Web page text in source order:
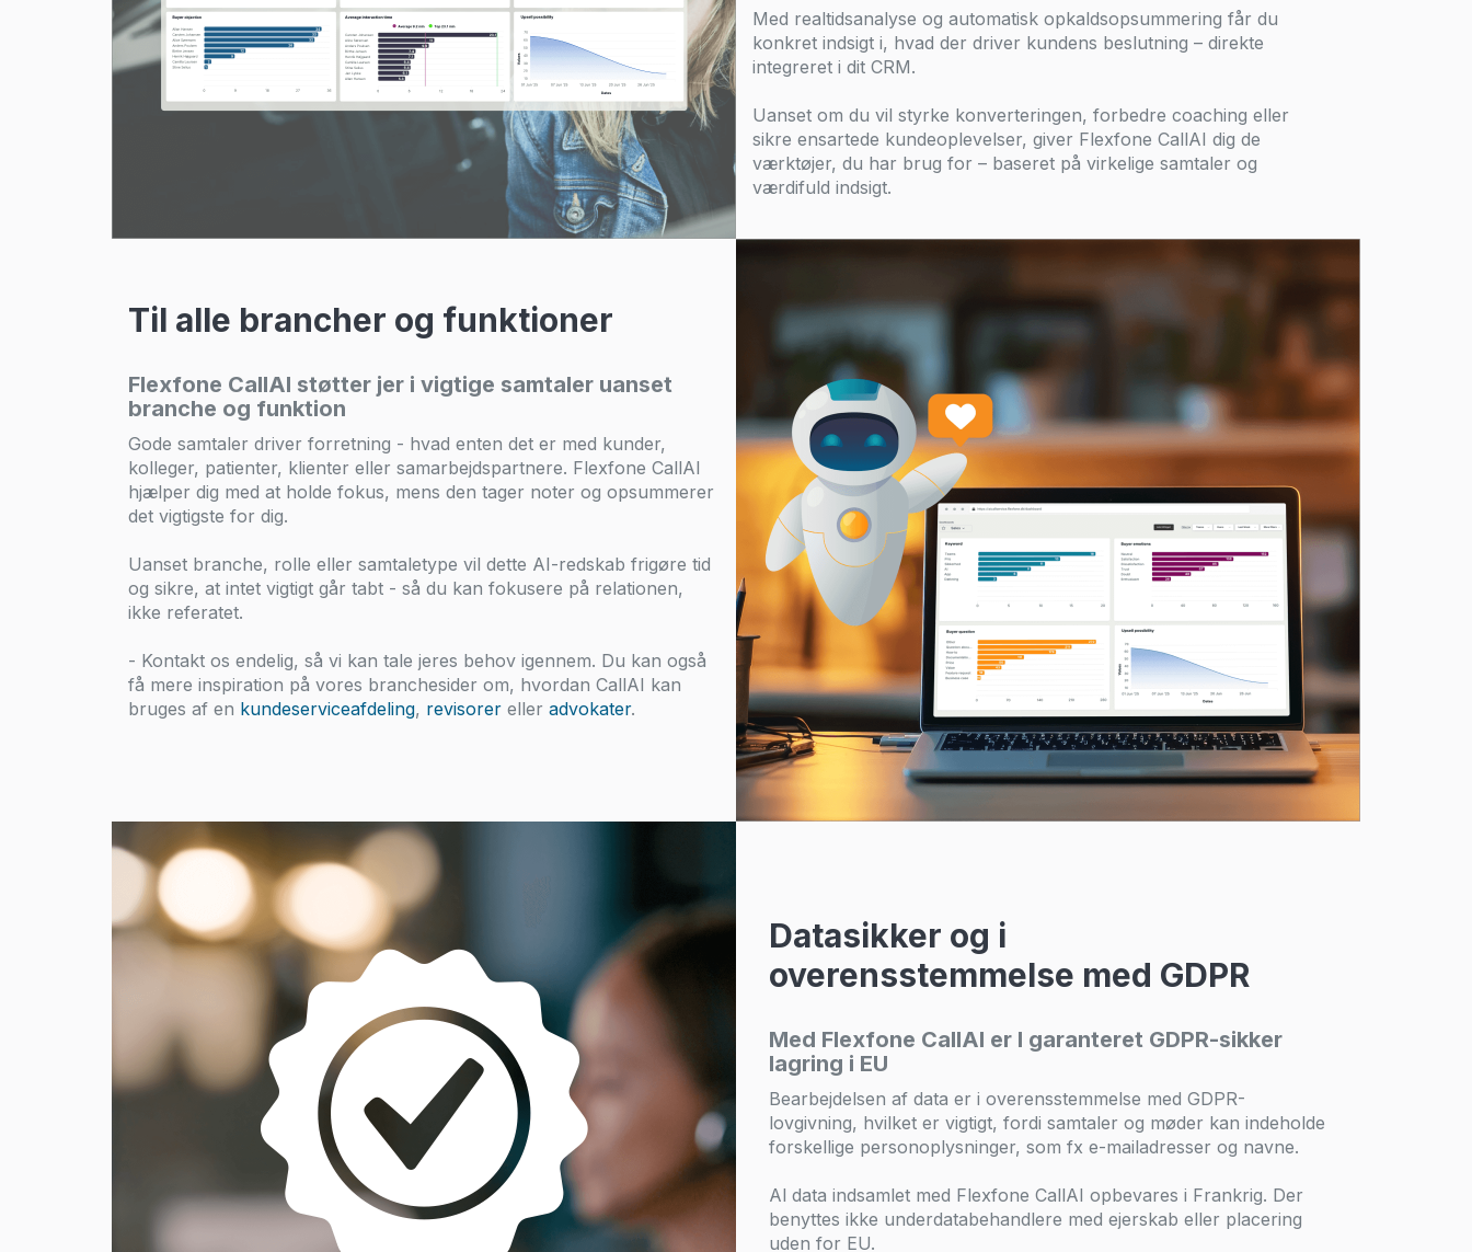
Med realtidsanalyse og automatisk opkaldsopsummering får du
konkret indsigt i, hvad der driver kundens beslutning – direkte
integreret i dit CRM.
Uanset om du vil styrke konverteringen, forbedre coaching eller
sikre ensartede kundeoplevelser, giver Flexfone CallAI dig de
værktøjer, du har brug for – baseret på virkelige samtaler og
værdifuld indsigt.
Til alle brancher og funktioner
Flexfone CallAI støtter jer i vigtige samtaler uanset
branche og funktion
Gode samtaler driver forretning - hvad enten det er med kunder,
kolleger, patienter, klienter eller samarbejdspartnere. Flexfone CallAI
hjælper dig med at holde fokus, mens den tager noter og opsummerer
det vigtigste for dig.
Uanset branche, rolle eller samtaletype vil dette AI-redskab frigøre tid
og sikre, at intet vigtigt går tabt - så du kan fokusere på relationen,
ikke referatet.
- Kontakt os endelig, så vi kan tale jeres behov igennem. Du kan også
få mere inspiration på vores branchesider om, hvordan CallAI kan
bruges af en kundeserviceafdeling, revisorer eller advokater.
Datasikker og i
overensstemmelse med GDPR
Med Flexfone CallAI er I garanteret GDPR-sikker
lagring i EU
Bearbejdelsen af data er i overensstemmelse med GDPR-
lovgivning, hvilket er vigtigt, fordi samtaler og møder kan indeholde
forskellige personoplysninger, som fx e-mailadresser og navne.
Al data indsamlet med Flexfone CallAI opbevares i Frankrig. Der
benyttes ikke underdatabehandlere med ejerskab eller placering
uden for EU.